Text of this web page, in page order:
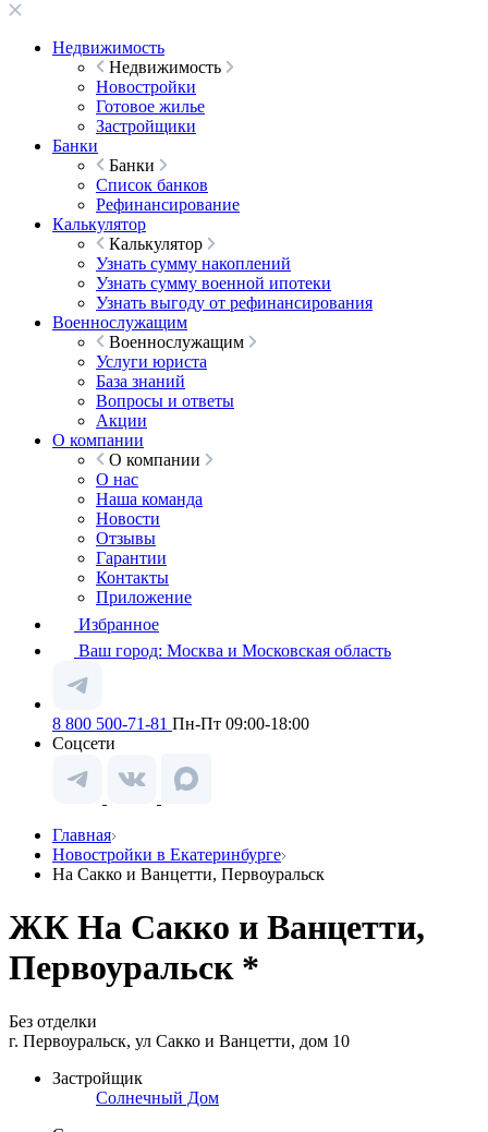
Недвижимость
Недвижимость
Новостройки
Готовое жилье
Застройщики
Банки
Банки
Список банков
Рефинансирование
Калькулятор
Калькулятор
Узнать сумму накоплений
Узнать сумму военной ипотеки
Узнать выгоду от рефинансирования
Военнослужащим
Военнослужащим
Услуги юриста
База знаний
Вопросы и ответы
Акции
О компании
О компании
О нас
Наша команда
Новости
Отзывы
Гарантии
Контакты
Приложение
Избранное
Ваш город: Москва и Московская область
8 800 500-71-81 Пн-Пт 09:00-18:00
Соцсети
Главная
Новостройки в Екатеринбурге
На Сакко и Ванцетти, Первоуральск
ЖК На Сакко и Ванцетти,
Первоуральск *
Без отделки
г. Первоуральск, ул Сакко и Ванцетти, дом 10
Застройщик
Солнечный Дом